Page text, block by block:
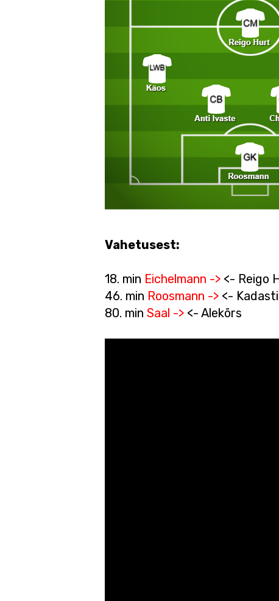
Vahetusest:
18. min Eichelmann -> <- Reigo
46. min Roosmann -> <-
80. min Saal -> <- Alekõrs